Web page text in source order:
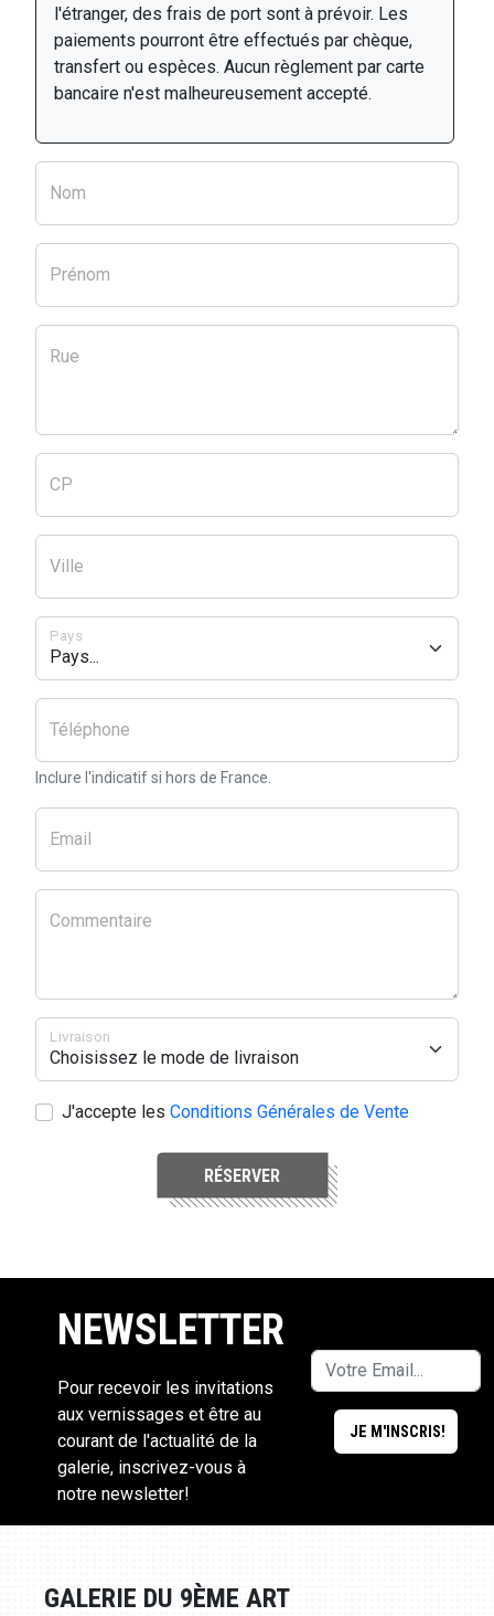
l'étranger, des frais de port sont à prévoir. Les
paiements pourront être effectués par chèque,
transfert ou espèces. Aucun règlement par carte
bancaire n'est malheureusement accepté.
Nom
Prénom
Rue
CP
Ville
Pays
Téléphone
Inclure l'indicatif si hors de France.
Email
Commentaire
Livraison
J'accepte les Conditions Générales de Vente
RÉSERVER
NEWSLETTER
Pour recevoir les invitations
aux vernissages et être au
courant de l'actualité de la
galerie, inscrivez-vous à
notre newsletter!
GALERIE DU 9ÈME ART